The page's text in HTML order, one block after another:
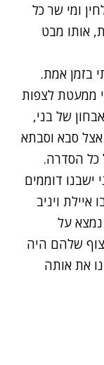
ומי שר כל
אותו מבט
בזמן אמת.
ממעטת לצפות
של בני,
אצל סבא וסבתא
כל הסדרה.
ישבנו דוממים
ויניב
על
שלהם היה
את אותה